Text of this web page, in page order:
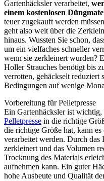
Gartenhäcksler verarbeitet,
einem kostenlosen
teuer zugekauft werden
geht also weit über die
hinaus. Wussten Sie schon,
um ein vielfaches schneller
wenn sie zerkleinert wurden?
Holler Strauches benötigt bis
verrotten, gehäckselt
Bedingungen auf wenige
Vorbereitung für Pelletpresse
Ein Gartenhäcksler ist
Pelletpresse in die richtige
die richtige Größe hat, kann
verarbeitet werden. Durch
zerkleinert und das Volumen
Trocknung des Materials
aufnehmen kann. Ein guter
hohe Ausbeute und Qualität